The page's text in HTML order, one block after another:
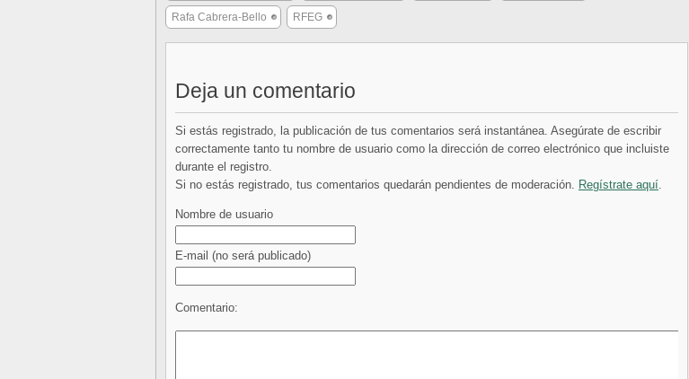
Rafa Cabrera-Bello RFEG
Deja un comentario
Si estás registrado, la publicación de tus comentarios será instantánea. Asegúrate de escribir
correctamente tanto tu nombre de usuario como la dirección de correo electrónico que incluiste
durante el registro.
Si no estás registrado, tus comentarios quedarán pendientes de moderación. Regístrate aquí.
Nombre de usuario
E-mail (no será publicado)
Comentario: